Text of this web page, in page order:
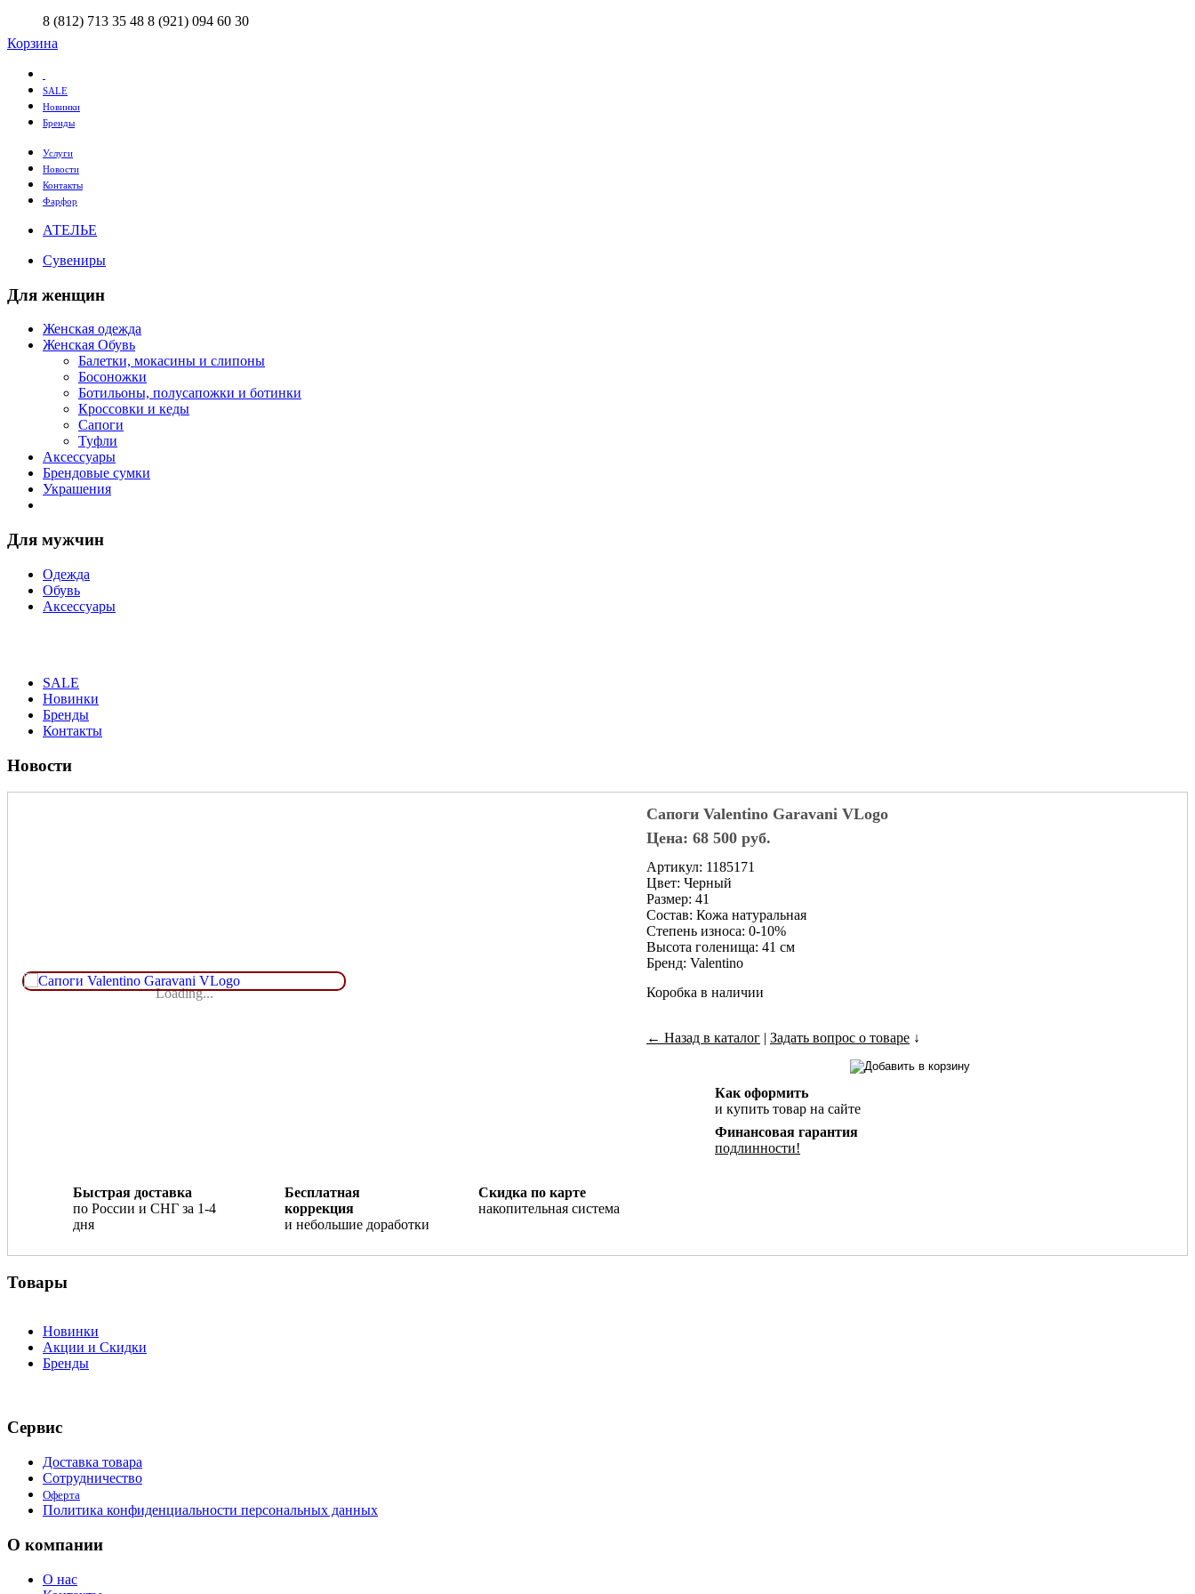
8 (812) 713 35 48 8 (921) 094 60 30
Корзина
SALE
Новинки
Бренды
Услуги
Новости
Контакты
Фарфор
АТЕЛЬЕ
Сувениры
Для женщин
Женская одежда
Женская Обувь
Балетки, мокасины и слипоны
Босоножки
Ботильоны, полусапожки и ботинки
Кроссовки и кеды
Сапоги
Туфли
Аксессуары
Брендовые сумки
Украшения
Для мужчин
Одежда
Обувь
Аксессуары
SALE
Новинки
Бренды
Контакты
Новости
Loading...
Cапоги Valentino Garavani VLogo
Цена: 68 500 руб.
Артикул: 1185171
Цвет: Черный
Размер: 41
Состав: Кожа натуральная
Степень износа: 0-10%
Высота голенища: 41 см
Бренд: Valentino
Коробка в наличии
← Назад в каталог | Задать вопрос о товаре ↓
Как оформить
и купить товар на сайте
Финансовая гарантия
подлинности!
Быстрая доставка
по России и СНГ за 1-4
дня
Бесплатная
коррекция
и небольшие доработки
Скидка по карте
накопительная система
Товары
Новинки
Акции и Скидки
Бренды
Сервис
Доставка товара
Сотрудничество
Оферта
Политика конфиденциальности персональных данных
О компании
О нас